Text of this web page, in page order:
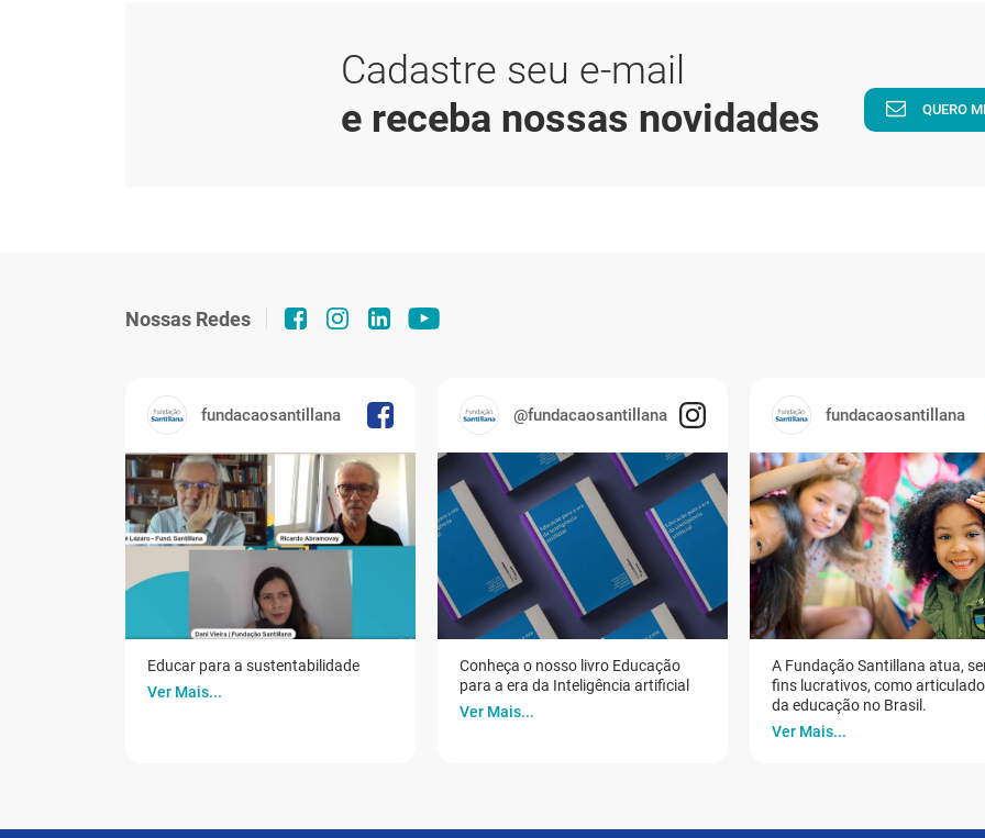
Cadastre seu e-mail
e receba nossas novidades
QUERO
Nossas Redes
fundacaosantillana
Educar para a sustentabilidade
Ver Mais...
@fundacaosantillana
Conheça o nosso livro Educação
para a era da Inteligência artificial
Ver Mais...
fundacaosantillana
A Fundação Santillana atua,
fins lucrativos, como
da educação no Brasil.
Ver Mais...